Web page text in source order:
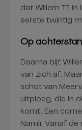
dat Willem II in
eerste twintig
Op
Daarna bijt
van zich af.
schot van
uitploeg, die in
komt. Een
Namli. Vanaf